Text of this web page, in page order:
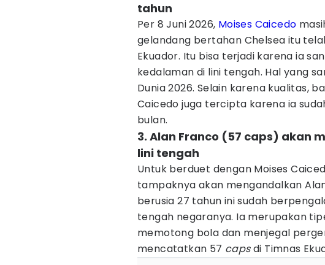
tahun
Per 8 Juni 2026, Moises Caicedo
gelandang bertahan Chelsea itu
Ekuador. Itu bisa terjadi karena ia
kedalaman di lini tengah. Hal yang
Dunia 2026. Selain karena kualitas,
Caicedo juga tercipta karena ia
bulan.
3. Alan Franco (57 caps) akan
lini tengah
Untuk berduet dengan Moises
tampaknya akan mengandalkan
berusia 27 tahun ini sudah
tengah negaranya. Ia merupakan
memotong bola dan menjegal
mencatatkan 57 capsdi Timnas